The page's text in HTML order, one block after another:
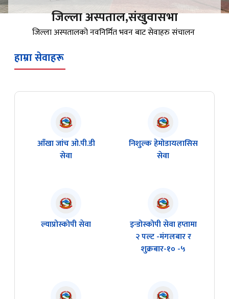
जिल्ला अस्पताल,संखुवासभा
जिल्ला अस्पतालको नवनिर्मित भवन बाट सेवाहरु संचालन
हाम्रा सेवाहरू
आँखा जांच ओ.पी.डी
सेवा
निशुल्क हेमोडायलासिस
सेवा
ल्याप्रोस्कोपी सेवा
इन्डोस्कोपी सेवा हप्तामा
२ पल्ट -मंगलबार र
शुक्रबार-१० -५